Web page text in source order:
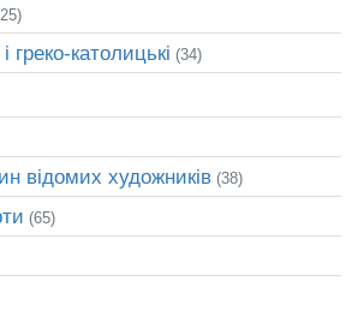
греко-католицькі (34)
відомих художників (38)
(65)